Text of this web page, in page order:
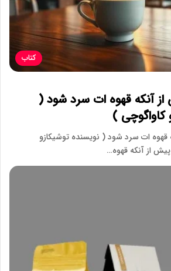
کتاب
آنکه قهوه ات سرد شود (
کاواگوچی )
ات سرد شود ( نویسنده توشیکازو
از آنکه قهوه…